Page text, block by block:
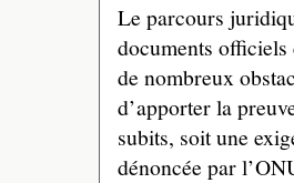
Le parcours
documents
de nombreux
d’apporter la
subits, soit une
dénoncée par